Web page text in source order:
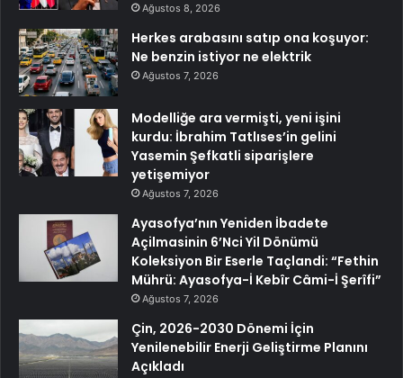
Ağustos 8, 2026
Herkes arabasını satıp ona koşuyor:
Ne benzin istiyor ne elektrik
Ağustos 7, 2026
Modelliğe ara vermişti, yeni işini
kurdu: İbrahim Tatlıses’in gelini
Yasemin Şefkatli siparişlere
yetişemiyor
Ağustos 7, 2026
Ayasofya’nın Yeniden İbadete
Açilmasinin 6’Nci Yil Dönümü
Koleksiyon Bir Eserle Taçlandi: “Fethin
Mührü: Ayasofya-İ Kebîr Câmi-İ Şerîfi”
Ağustos 7, 2026
Çin, 2026-2030 Dönemi İçin
Yenilenebilir Enerji Geliştirme Planını
Açıkladı